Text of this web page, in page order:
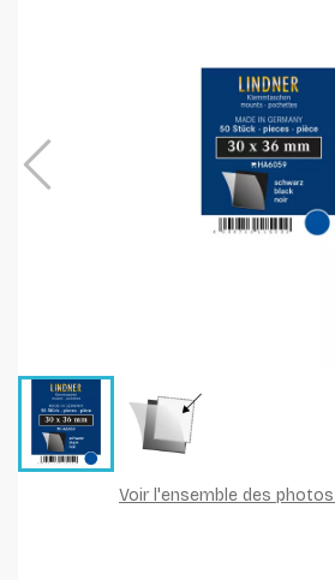
Voir l'ensemble des